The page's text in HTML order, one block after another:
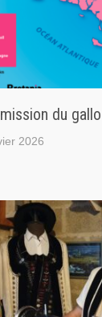
du gallo
2026